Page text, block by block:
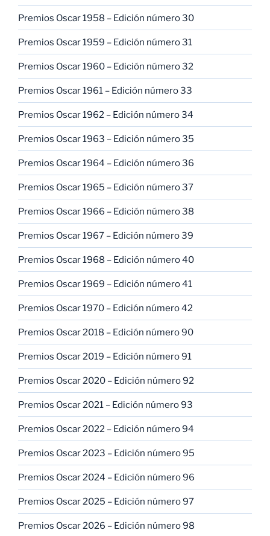
Premios Oscar 1958 – Edición número 30
Premios Oscar 1959 – Edición número 31
Premios Oscar 1960 – Edición número 32
Premios Oscar 1961 – Edición número 33
Premios Oscar 1962 – Edición número 34
Premios Oscar 1963 – Edición número 35
Premios Oscar 1964 – Edición número 36
Premios Oscar 1965 – Edición número 37
Premios Oscar 1966 – Edición número 38
Premios Oscar 1967 – Edición número 39
Premios Oscar 1968 – Edición número 40
Premios Oscar 1969 – Edición número 41
Premios Oscar 1970 – Edición número 42
Premios Oscar 2018 – Edición número 90
Premios Oscar 2019 – Edición número 91
Premios Oscar 2020 – Edición número 92
Premios Oscar 2021 – Edición número 93
Premios Oscar 2022 – Edición número 94
Premios Oscar 2023 – Edición número 95
Premios Oscar 2024 – Edición número 96
Premios Oscar 2025 – Edición número 97
Premios Oscar 2026 – Edición número 98